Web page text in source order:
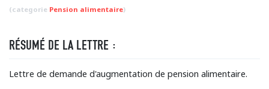
(categorie Pension alimentaire)
RÉSUMÉ DE LA LETTRE :
Lettre de demande d'augmentation de pension alimentaire.